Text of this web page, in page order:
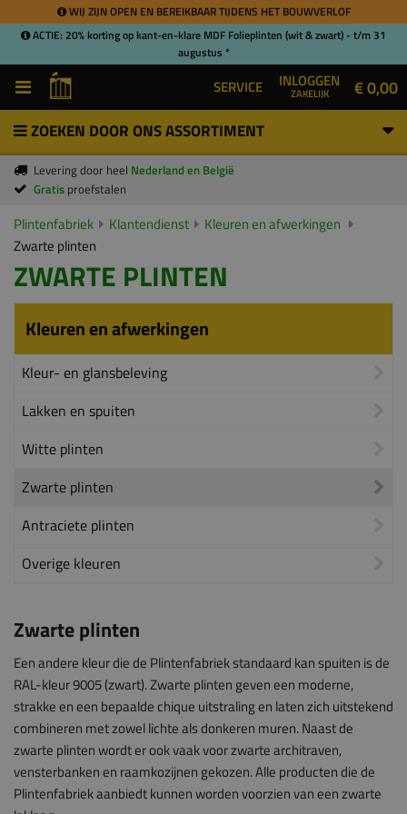
WIJ ZIJN OPEN EN BEREIKBAAR TIJDENS HET BOUWVERLOF
ACTIE: 20% korting op kant-en-klare MDF Folieplinten (wit & zwart) - t/m 31
augustus *
SERVICE INLOGGEN
ZAKELIJK € 0,00
ZOEKEN DOOR ONS ASSORTIMENT
Levering door heel Nederland en België
Gratis proefstalen
Plintenfabriek Klantendienst
Kleuren en afwerkingen
Zwarte plinten
ZWARTE PLINTEN
Kleuren en afwerkingen
Kleur- en glansbeleving
Lakken en spuiten
Witte plinten
Zwarte plinten
Antraciete plinten
Overige kleuren
Zwarte plinten
Een andere kleur die de Plintenfabriek standaard kan spuiten is de
RAL-kleur 9005 (zwart). Zwarte plinten geven een moderne,
strakke en een bepaalde chique uitstraling en laten zich uitstekend
combineren met zowel lichte als donkeren muren. Naast de
zwarte plinten wordt er ook vaak voor zwarte architraven,
vensterbanken en raamkozijnen gekozen. Alle producten die de
Plintenfabriek aanbiedt kunnen worden voorzien van een zwarte